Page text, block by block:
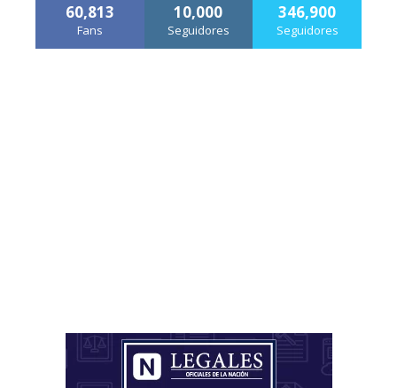
60,813
Fans
10,000
Seguidores
346,900
Seguidores